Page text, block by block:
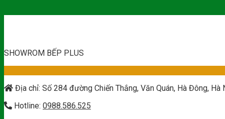
SHOWROM BẾP PLUS
Địa chỉ: Số 284 đường Chiến Thắng, Văn Quán, Hà Đông, Hà
Hotline: 0988.586.525